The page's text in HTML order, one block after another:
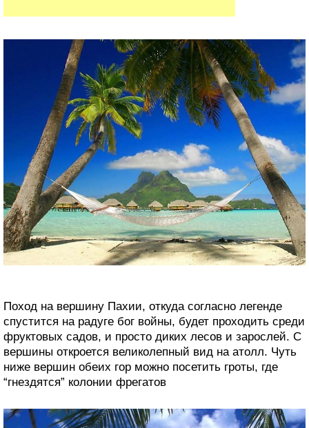
Поход на вершину Пахии, откуда согласно легенде
спустится на радуге бог войны, будет проходить среди
фруктовых садов, и просто диких лесов и зарослей. С
вершины откроется великолепный вид на атолл. Чуть
ниже вершин обеих гор можно посетить гроты, где
“гнездятся” колонии фрегатов